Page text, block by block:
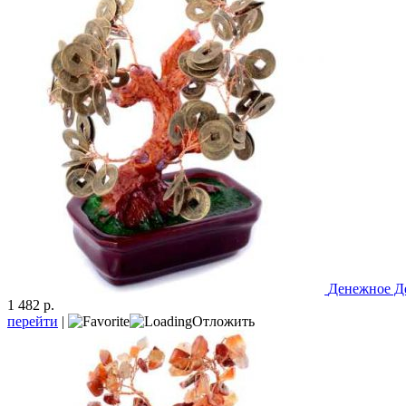
Денежное
1 482 р.
перейти | Отложить